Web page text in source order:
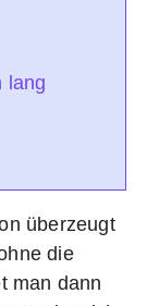
lang
überzeugt
die
man dann